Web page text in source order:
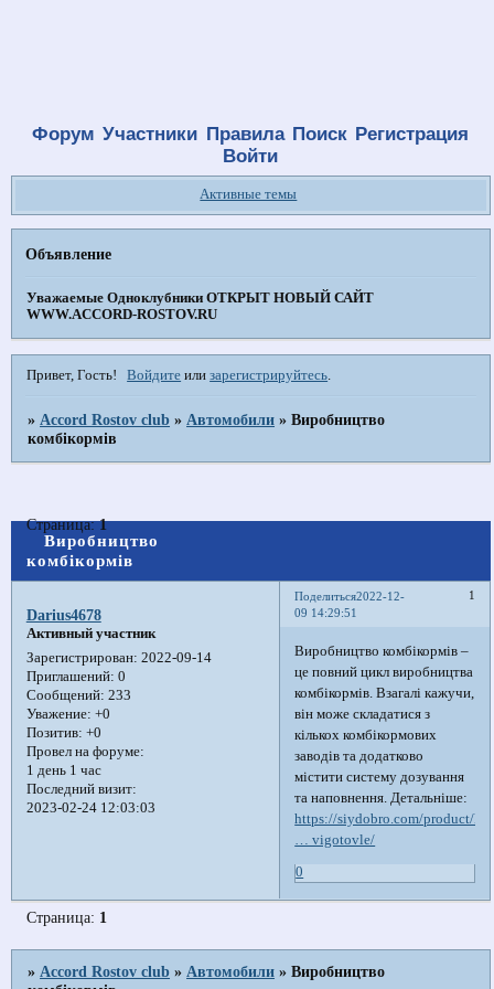
Форум Участники Правила Поиск Регистрация
Войти
Активные темы
Объявление
Уважаемые Одноклубники ОТКРЫТ НОВЫЙ САЙТ
WWW.ACCORD-ROSTOV.RU
Привет, Гость! Войдите илизарегистрируйтесь
»Accord Rostov club »Автомобили »Виробництво
комбікормів
Виробництво
комбікормів
Страница:1
Поделиться 1
2022-12-
09 14:29:51
Darius4678
Активный участник
Зарегистрирован: 2022-09-14
Приглашений: 0
Сообщений: 233
Уважение: +0
Позитив: +0
Провел на форуме:
1 день 1 час
Последний визит:
2023-02-24 12:03:03
Виробництво комбікормів –
це повний цикл виробництва
комбікормів. Взагалі кажучи,
він може складатися з
кількох комбікормових
заводів та додатково
містити систему дозування
та наповнення. Детальніше:
https://siydobro.com/product/
… vigotovle/
0
Страница: 1
»Accord Rostov club »Автомобили »Виробництво